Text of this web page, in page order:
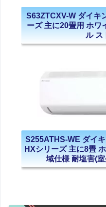
S63ZTCXV-W ダイキ
ーズ 主に20畳用 ホワ
ル ス
S255ATHS-WE ダイ
HXシリーズ 主に8畳
域仕様 耐塩害(